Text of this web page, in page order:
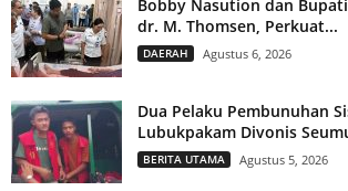
Bobby Nasution dan
dr. M. Thomsen, Perkuat...
DAERAH Agustus 6, 2026
Dua Pelaku Pembunuhan
Lubukpakam Divonis
BERITA UTAMA Agustus 5, 2026